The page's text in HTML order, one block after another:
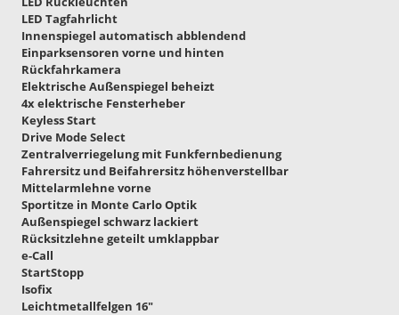
LED Tagfahrlicht
Innenspiegel automatisch abblendend
Einparksensoren vorne und hinten
Rückfahrkamera
Elektrische Außenspiegel beheizt
4x elektrische Fensterheber
Keyless Start
Drive Mode Select
Zentralverriegelung mit Funkfernbedienung
Fahrersitz und Beifahrersitz höhenverstellbar
Mittelarmlehne vorne
Sportitze in Monte Carlo Optik
Außenspiegel schwarz lackiert
Rücksitzlehne geteilt umklappbar
e-Call
StartStopp
Isofix
Leichtmetallfelgen 16"